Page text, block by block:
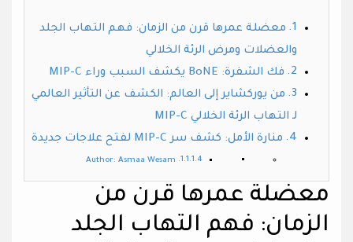
معضلة عمرها قرن من الزمان: فهم التهاب الجلد
والعضلات ومرض الرئة الخلالي
فك الشفرة: BoNE يكشف السبب وراء MIP-C
من يوركشاير إلى العالم: الكشف عن التأثير العالمي
لـ التهاب الرئة الخلالي MIP-C
منارة الأمل: كشف سر MIP-C لفتح علاجات جديدة
Author: Asmaa Wesam
معضلة عمرها قرن من
الزمان: فهم التهاب الجلد